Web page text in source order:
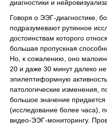
диагностики и
Говоря о ЭЭГ-диагностике,
подразумевают рутинное
достоинствам которого
большая пропускная
Но, к сожалению, оно
20 и даже 30 минут далеко
эпилептиформную
патологические изменения,
большое значение
(исследование более часа),
видео-ЭЭГ-мониторингу.